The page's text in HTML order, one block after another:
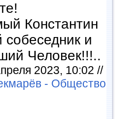
Константин
собеседник и
Человек!!!..
2023, 10:02 //
- Общество